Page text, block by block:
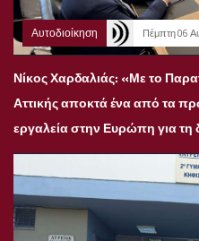
Αυτοδιοίκηση Πέμπτη 06
Νίκος Χαρδαλιάς: «Με το
Αττικής αποκτά ένα από τα
εργαλεία στην Ευρώπη για τη